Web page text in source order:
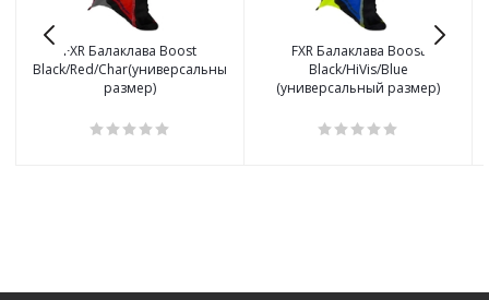
FXR Балаклава Boost
Black/Red/Char(универсальный
размер)
FXR Балаклава Boost
Black/HiVis/Blue
(универсальный размер)